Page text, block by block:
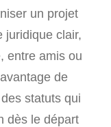
un projet
juridique clair,
entre amis ou
de
statuts qui
dès le départ